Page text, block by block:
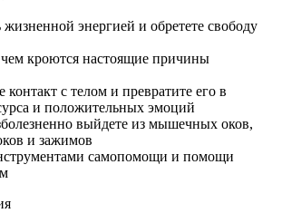
энергией и обретете свободу
чем кроются настоящие причины
контакт с телом и превратите его в
и положительных эмоций
выйдете из мышечных оков,
и зажимов
самопомощи и помощи